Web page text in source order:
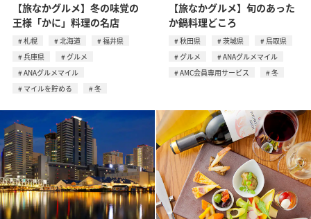
【旅なかグルメ】冬の味覚の
王様「かに」料理の名店
札幌 北海道
福井県
兵庫県
グルメ
ANAグルメマイル
マイルを貯める
冬
【旅なかグルメ】旬のあった
か鍋料理どころ
秋田県 茨城県
鳥取県
グルメ
ANAグルメマイル
AMC会員専用サービス
冬